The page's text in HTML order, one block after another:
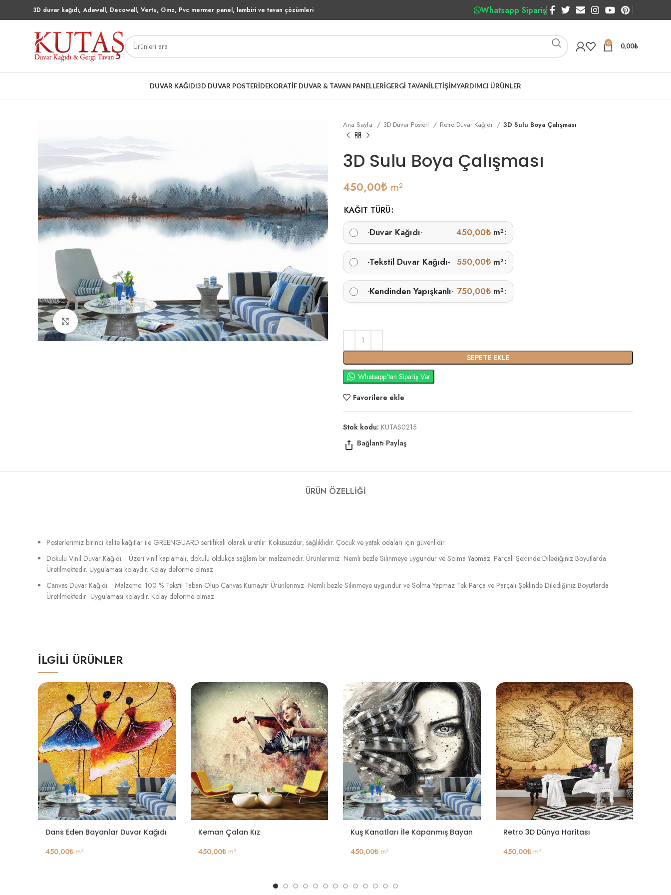
3D duvar kağıdı, Adawall, Decowall, Vertu, Gmz, Pvc mermer panel, lambiri ve tavan çözümleri Whatsapp Sipariş
0 0,00₺
DUVAR KAĞIDI3D DUVAR POSTERIDEKORATIF DUVAR & TAVAN PANELLERIGERGI TAVANİLETIŞIMYARDIMCI ÜRÜNLER
Büyütmek için tıklayın
Ana Sayfa 3D Duvar Posteri Retro Duvar Kağıdı 3D Sulu Boya Çalışması
3D Sulu Boya Çalışması
450,00₺m²
KAĞIT TÜRÜ
-Duvar Kağıdı- 450,00₺ m²
-Tekstil Duvar Kağıdı- 550,00₺ m²
-Kendinden Yapışkanlı- 750,00₺ m²
SEPETE EKLE
Whatsapp'tan Sipariş Ver
Favorilere ekle
Stok kodu: KUTAS0215
ÜRÜN ÖZELLIĞI
Posterlerimiz birinci kalite kağıtlar ile GREENGUARD sertifikalı olarak üretilir. Kokusuzdur, sağlıklıdır. Çocuk ve yatak odaları için güvenlidir.
Dokulu Vinil Duvar Kağıdı : Üzeri vinil kaplamalı, dokulu oldukça sağlam bir malzemedir. Ürünlerimiz Nemli bezle Silinmeye uygundur ve Solma Yapmaz. Parçalı Şeklinde Dilediğiniz Boyutlarda
Üretilmektedir. Uygulaması kolaydır. Kolay deforme olmaz
Canvas Duvar Kağıdı : Malzeme: 100 % Tekstil Taban Olup Canvas Kumaştır Ürünlerimiz Nemli bezle Silinmeye uygundur ve Solma Yapmaz Tek Parça ve Parçalı Şeklinde Dilediğiniz Boyutlarda
Üretilmektedir Uygulaması kolaydır. Kolay deforme olmaz
İLGILI ÜRÜNLER
Dans Eden Bayanlar Duvar Kağıdı
450,00₺ m²
Keman Çalan Kız
450,00₺m²
Kuş Kanatları İle Kapanmış Bayan
450,00₺ m²
Retro 3D Dünya Haritası
450,00₺m²